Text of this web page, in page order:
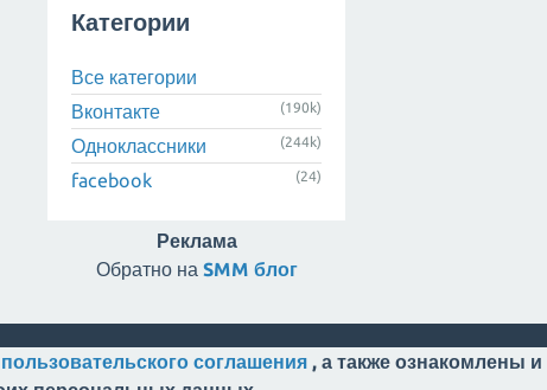
Категории
Все категории
Вконтакте
(190k)
Одноклассники (244k)
facebook (24)
Реклама
Обратно на SMM блог
пользовательского соглашения , а также ознакомлены и